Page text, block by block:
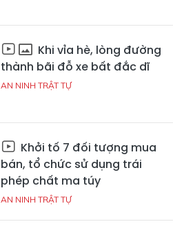
Khi vỉa hè, lòng đường
thành bãi đỗ xe bất đắc dĩ
AN NINH TRẬT TỰ
Khởi tố 7 đối tượng mua
bán, tổ chức sử dụng trái
phép chất ma túy
AN NINH TRẬT TỰ